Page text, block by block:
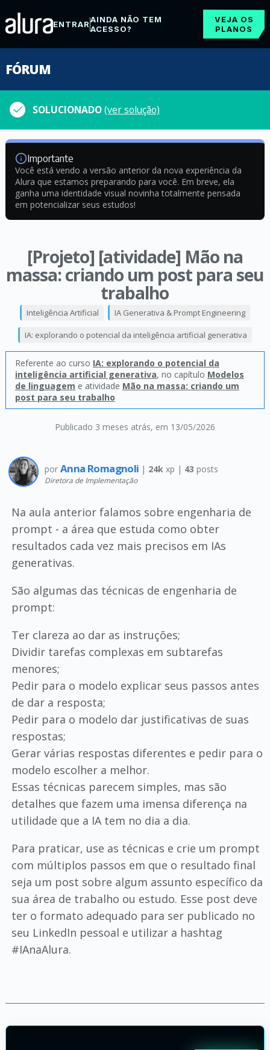
ENTRARAINDA NÃO TEM
ACESSO?
VEJA OS
PLANOS
FÓRUM
SOLUCIONADO(ver solução)
Importante
Você está vendo a versão anterior da nova experiência da
Alura que estamos preparando para você. Em breve, ela
ganha uma identidade visual novinha totalmente pensada
em potencializar seus estudos!
[Projeto] [atividade] Mão na
massa: criando um post para seu
trabalho
Publicado 3 meses atrás, em 13/05/2026
Inteligência Artificial IA Generativa & Prompt Engineering
IA: explorando o potencial da inteligência artificial generativa
Referente ao curso IA: explorando o potencial da
inteligência artificial generativa, no capítulo Modelos
de linguagem e atividade Mão na massa: criando um
post para seu trabalho
por Anna Romagnoli | 24k xp | 43 posts
Diretora de Implementação
Na aula anterior falamos sobre engenharia de
prompt - a área que estuda como obter
resultados cada vez mais precisos em IAs
generativas.
São algumas das técnicas de engenharia de
prompt:
Ter clareza ao dar as instruções;
Dividir tarefas complexas em subtarefas
menores;
Pedir para o modelo explicar seus passos antes
de dar a resposta;
Pedir para o modelo dar justificativas de suas
respostas;
Gerar várias respostas diferentes e pedir para o
modelo escolher a melhor.
Essas técnicas parecem simples, mas são
detalhes que fazem uma imensa diferença na
utilidade que a IA tem no dia a dia.
Para praticar, use as técnicas e crie um prompt
com múltiplos passos em que o resultado final
seja um post sobre algum assunto específico da
sua área de trabalho ou estudo. Esse post deve
ter o formato adequado para ser publicado no
seu LinkedIn pessoal e utilizar a hashtag
#IAnaAlura.